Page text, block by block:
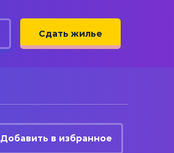
Сдать жилье
Добавить в избранное